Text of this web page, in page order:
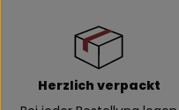
Herzlich verpackt